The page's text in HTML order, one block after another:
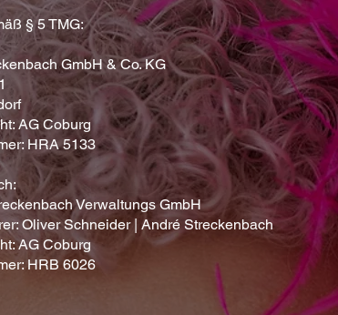
§ 5 TMG:
GmbH & Co. KG
AG Coburg
HRA 5133
Verwaltungs GmbH
Oliver Schneider | André Streckenbach
AG Coburg
HRB 6026